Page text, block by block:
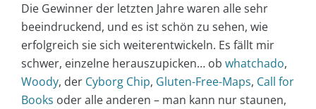
Die Gewinner der letzten Jahre waren alle sehr
beeindruckend, und es ist schön zu sehen, wie
erfolgreich sie sich weiterentwickeln. Es fällt mir
schwer, einzelne herauszupicken… ob whatchado,
Woody, der Cyborg Chip, Gluten-Free-Maps, Call for
Books oder alle anderen – man kann nur staunen,